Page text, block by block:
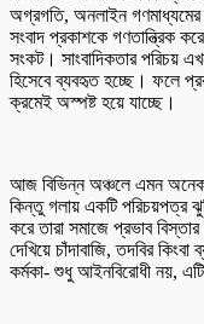
অগ্রগতি, অনলাইন গণমাধ্যমের
সংবাদ প্রকাশকে গণতান্ত্রিক
সংকট। সাংবাদিকতার পরিচয়
হিসেবে ব্যবহৃত হচ্ছে। ফলে
ক্রমেই অস্পষ্ট হয়ে যাচ্ছে।
আজ বিভিন্ন অঞ্চলে এমন অনেক
কিন্তু গলায় একটি পরিচয়পত্র
করে তারা সমাজে প্রভাব
দেখিয়ে চাঁদাবাজি, তদবির
কর্মকা- শুধু আইনবিরোধী নয়,